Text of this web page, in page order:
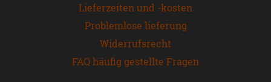
Lieferzeiten und -kosten
Problemlose lieferung
Widerrufsrecht
FAQ häufig gestellte Fragen